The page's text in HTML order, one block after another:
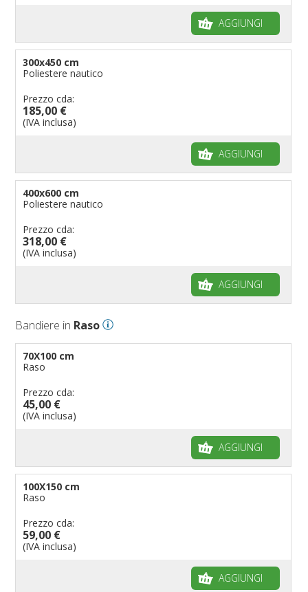
AGGIUNGI
300x450 cm
Poliestere nautico
Prezzo cda:
185,00 €
(IVA inclusa)
AGGIUNGI
400x600 cm
Poliestere nautico
Prezzo cda:
318,00 €
(IVA inclusa)
AGGIUNGI
Bandiere in Raso
70X100 cm
Raso
Prezzo cda:
45,00 €
(IVA inclusa)
AGGIUNGI
100X150 cm
Raso
Prezzo cda:
59,00 €
(IVA inclusa)
AGGIUNGI